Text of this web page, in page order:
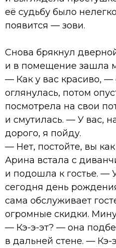
её судьбу было
появится — зови.
Снова брякнул
и в помещение зашла
— Как у вас красиво,
оглянулась, потом
посмотрела на свои
и смутилась. — У вас,
дорого, я пойду.
— Нет, постойте, вы
Арина встала с
и подошла к гостье. —
сегодня день
сама обслуживает
огромные скидки.
— Кэ-э-эт? — она
в дальней стене. — Кэ-